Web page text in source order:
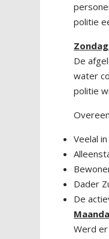
politie
De
water
politie
Veelal
Dader
De
Werd